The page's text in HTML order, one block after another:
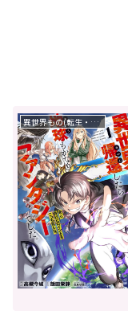
異世界もの(転生・転移・成り上がり・異世界ファンタジー)